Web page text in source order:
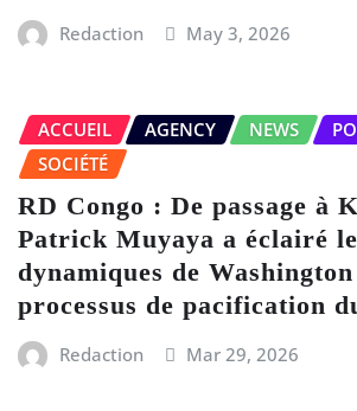
Redaction May 3, 2026
ACCUEIL AGENCY NEWS
SOCIÉTÉ
RD Congo : De passage à
Patrick Muyaya a éclairé
dynamiques de
processus de pacification
Redaction Mar 29, 2026